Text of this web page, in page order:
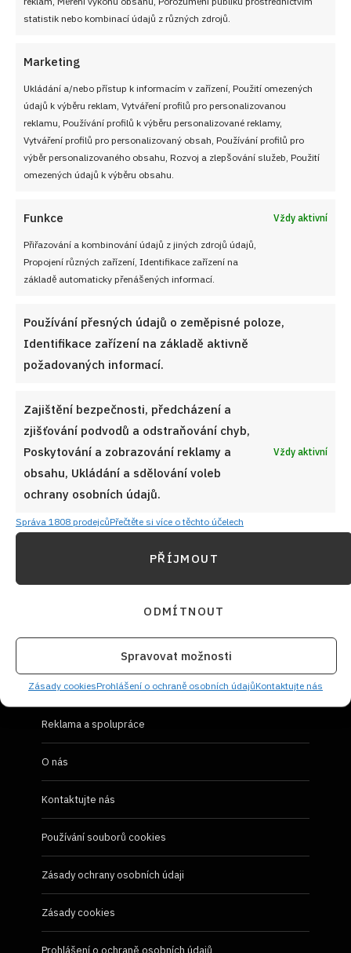
statistik nebo kombinací údajů z různých zdrojů.
Marketing
Ukládání a/nebo přístup k informacím v zařízení, Použití omezených
údajů k výběru reklam, Vytváření profilů pro personalizovanou
reklamu, Používání profilů k výběru personalizované reklamy,
Vytváření profilů pro personalizovaný obsah, Používání profilů pro
výběr personalizovaného obsahu, Rozvoj a zlepšování služeb, Použití
omezených údajů k výběru obsahu.
Funkce Vždy aktivní
Přiřazování a kombinování údajů z jiných zdrojů údajů,
Propojení různých zařízení, Identifikace zařízení na
základě automaticky přenášených informací.
Používání přesných údajů o zeměpisné poloze,
Identifikace zařízení na základě aktivně
požadovaných informací.
Zajištění bezpečnosti, předcházení a
zjišťování podvodů a odstraňování chyb,
Poskytování a zobrazování reklamy a
obsahu, Ukládání a sdělování voleb
ochrany osobních údajů.
Vždy aktivní
Správa 1808 prodejcůPřečtěte si více o těchto účelech
PŘÍJMOUT
ODMÍTNOUT
Spravovat možnosti
Zásady cookiesProhlášení o ochraně osobních údajůKontaktujte nás
Sledujte nás!
NEZMEŠKEJTE ŽÁDNÝ RECEPT!
Pro odběr nových receptů zadejte Vaši e-mailovou
UŽITEČNÉ ODKAZY
Redakce Cooky.cz
Reklama a spolupráce
O nás
Kontaktujte nás
Používání souborů cookies
Zásady ochrany osobních údaji
Zásady cookies
Prohlášení o ochraně osobních údajů